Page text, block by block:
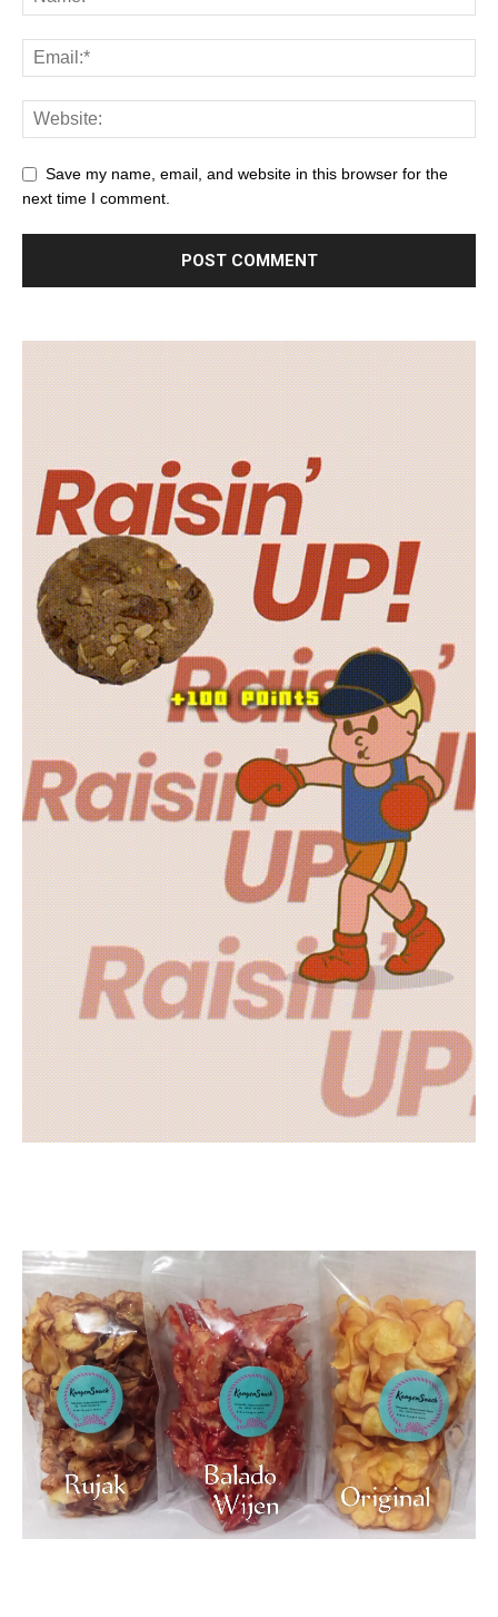
Save my name, email, and website in this browser for the
next time I comment.